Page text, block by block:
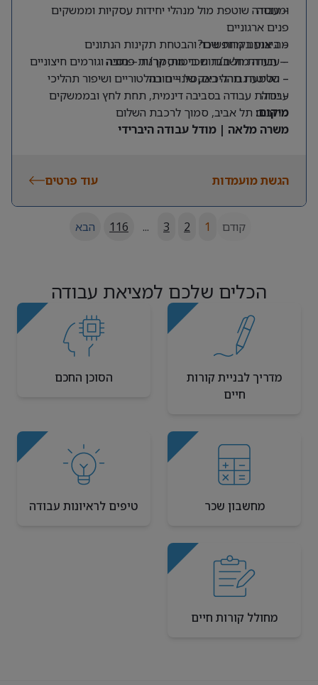
ומנוסה
– עבודה שוטפת מול מנהלי יחידות עסקיות וממשקים
פנים ארגוניים
– ביצוע בקרות שכר והבטחת תקינות הנתונים
– עבודה מול חברות ביטוח, קרנות פנסיה וגורמים חיצוניים
– הטמעת תהליכים, שינויים רגולטוריים ושיפור תהליכי
עבודה
מה אנחנו מחפשים?
– תעודת חשב/ת שכר מוסמך/ת – חובה
– שליטה גבוהה באקסל – חובה
– יכולת עבודה בסביבה דינמית, תחת לחץ ובממשקים
מרובים
מיקום: תל אביב, סמוך לרכבת השלום
משרה מלאה | מודל עבודה היברידי
הגשת מועמדות עוד פרטים
קודם 1
2
3
...
116 הבא
הכלים שלכם למציאת עבודה
מדריך לבניית קורות
חיים
הסוכן החכם
מחשבון שכר טיפים לראיונות עבודה
מחולל קורות חיים